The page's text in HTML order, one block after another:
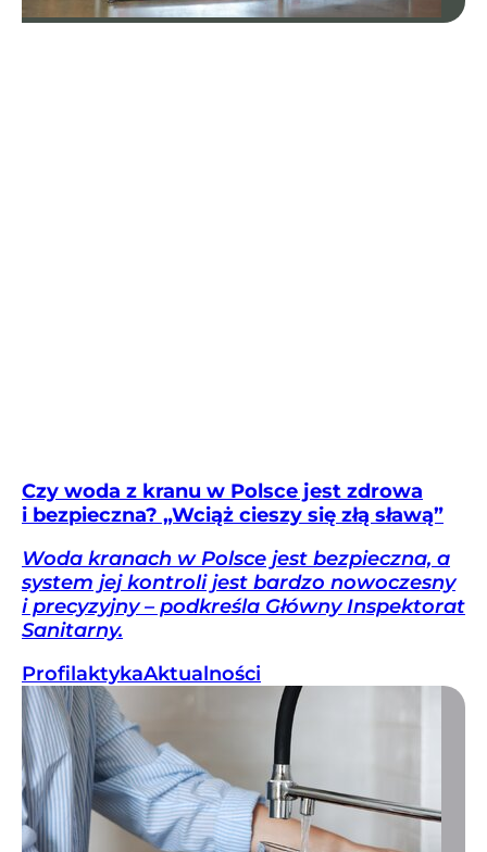
Czy woda z kranu w Polsce jest zdrowa
i bezpieczna? „Wciąż cieszy się złą sławą”
Woda kranach w Polsce jest bezpieczna, a
system jej kontroli jest bardzo nowoczesny
i precyzyjny – podkreśla Główny Inspektorat
Sanitarny.
ProfilaktykaAktualności